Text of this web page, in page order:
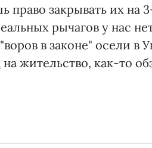
право закрывать их на
рычагов у нас
в законе" осели
жительство, как-то